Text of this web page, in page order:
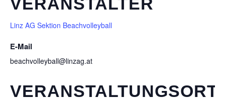
VERANSTALTUNGSORT
Linz AG Sektion Beachvolleyball
E-Mail
beachvolleyball@linzag.at